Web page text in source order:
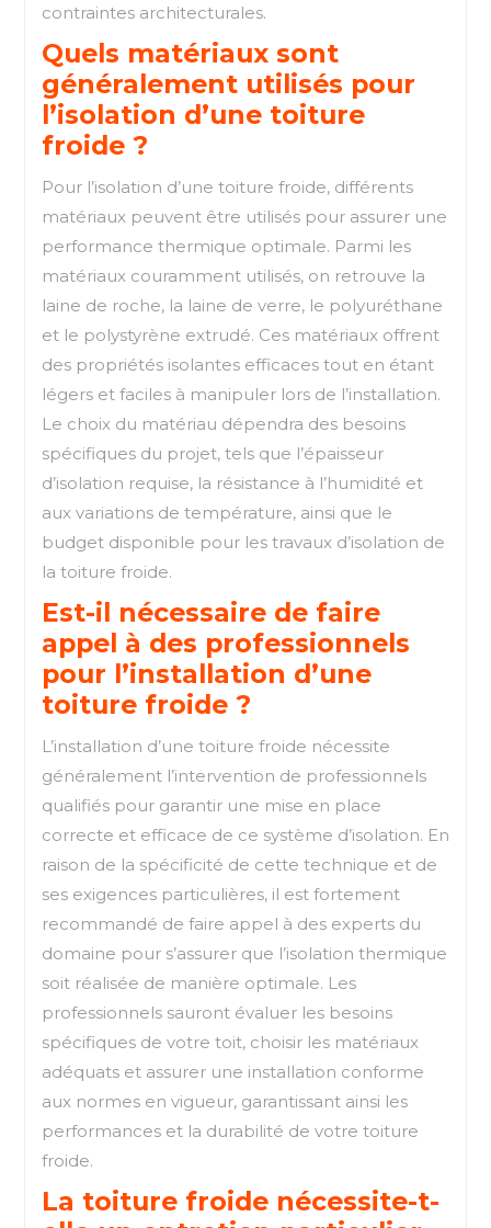
contraintes architecturales.
Quels matériaux sont
généralement utilisés pour
l’isolation d’une toiture
froide ?
Pour l’isolation d’une toiture froide, différents
matériaux peuvent être utilisés pour assurer une
performance thermique optimale. Parmi les
matériaux couramment utilisés, on retrouve la
laine de roche, la laine de verre, le polyuréthane
et le polystyrène extrudé. Ces matériaux offrent
des propriétés isolantes efficaces tout en étant
légers et faciles à manipuler lors de l’installation.
Le choix du matériau dépendra des besoins
spécifiques du projet, tels que l’épaisseur
d’isolation requise, la résistance à l’humidité et
aux variations de température, ainsi que le
budget disponible pour les travaux d’isolation de
la toiture froide.
Est-il nécessaire de faire
appel à des professionnels
pour l’installation d’une
toiture froide ?
L’installation d’une toiture froide nécessite
généralement l’intervention de professionnels
qualifiés pour garantir une mise en place
correcte et efficace de ce système d’isolation. En
raison de la spécificité de cette technique et de
ses exigences particulières, il est fortement
recommandé de faire appel à des experts du
domaine pour s’assurer que l’isolation thermique
soit réalisée de manière optimale. Les
professionnels sauront évaluer les besoins
spécifiques de votre toit, choisir les matériaux
adéquats et assurer une installation conforme
aux normes en vigueur, garantissant ainsi les
performances et la durabilité de votre toiture
froide.
La toiture froide nécessite-t-